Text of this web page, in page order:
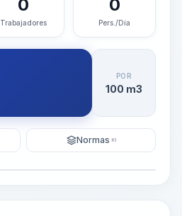
0
Trabajadores
0
Pers./Día
POR
100 m3
Normas KI